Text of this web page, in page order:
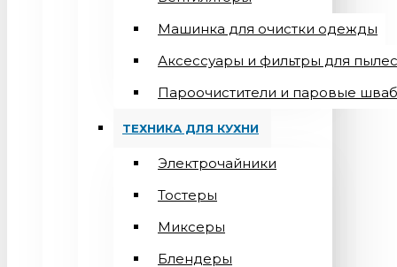
Машинка для очистки одежды
Аксессуары и фильтры для
Пароочистители и паровые
ТЕХНИКА ДЛЯ КУХНИ
Электрочайники
Тостеры
Миксеры
Блендеры